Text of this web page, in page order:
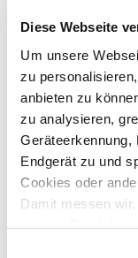
Diese Webseite
Um unsere
zu
anbieten zu
zu analysieren,
Geräteerkennung,
Endgerät zu und
Cookies oder
Damit messen